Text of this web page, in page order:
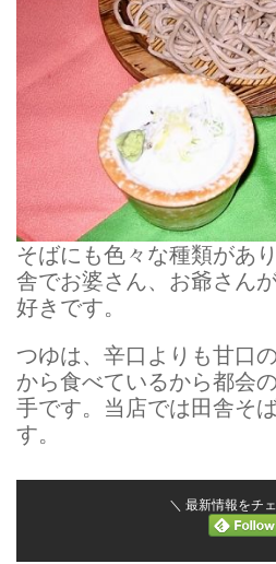
そばにも色々な種類があ
舎でお婆さん、お爺さん
好きです。
つゆは、辛口よりも甘口
から食べているから都会
手です。当店では田舎そ
す。
＼ 最新情報をチ